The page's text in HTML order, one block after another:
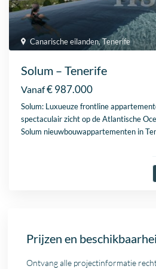
Canarische eilanden,Tenerife
Solum – Tenerife
Vanaf€ 987.000
Solum: Luxueuze frontline
spectaculair zicht op de Atlantische
Solum nieuwbouwappartementen in
Prijzen en
Ontvang alle projectinformatie